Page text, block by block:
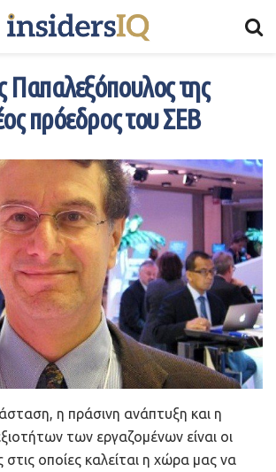
Παπαλεξόπουλος της
πρόεδρος του ΣΕΒ
η πράσινη ανάπτυξη και η
των εργαζομένων είναι οι
στις οποίες καλείται η χώρα μας να